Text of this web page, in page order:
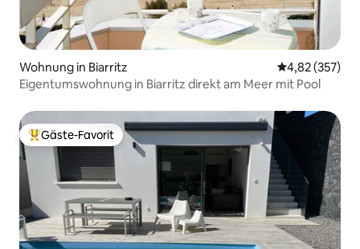
Wohnung in Biarritz
4,82 (357)
Eigentumswohnung in Biarritz direkt am Meer mit Pool
Beliebter Gäste-Favorit.
Gäste-Favorit